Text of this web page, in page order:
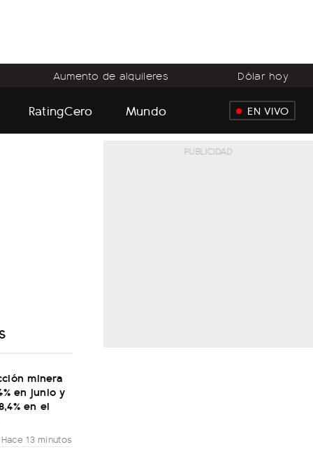
Aumento de alquileres Dólar hoy
RatingCero Mundo EN VIVO
minera
en junio y
en el
Hace 13 minutos